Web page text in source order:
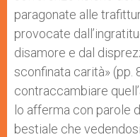
paragonate alle
provocate
disamore e dal
sconfinata carità» (pp.
contraccambiare
lo afferma con parole
bestiale che